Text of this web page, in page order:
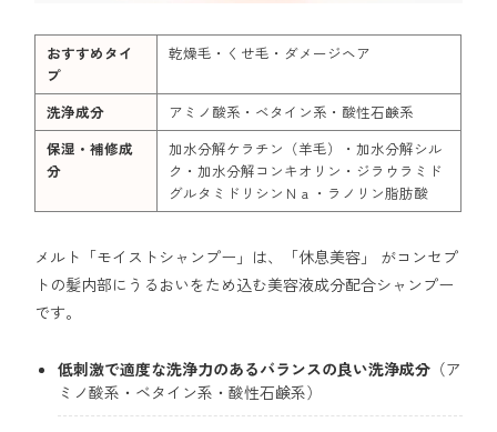
おすすめタイ
プ
乾燥毛・くせ毛・ダメージヘア
洗浄成分
アミノ酸系・ベタイン系・酸性石鹸系
保湿・補修成
分
加水分解ケラチン（羊毛）・加水分解シル
ク・加水分解コンキオリン・ジラウラミド
グルタミドリシンＮａ・ラノリン脂肪酸
メルト「モイストシャンプー」は、「休息美容」 がコンセプ
トの髪内部にうるおいをため込む美容液成分配合シャンプー
です。
低刺激で適度な洗浄力のあるバランスの良い洗浄成分 （ア
ミノ酸系・ベタイン系・酸性石鹸系）